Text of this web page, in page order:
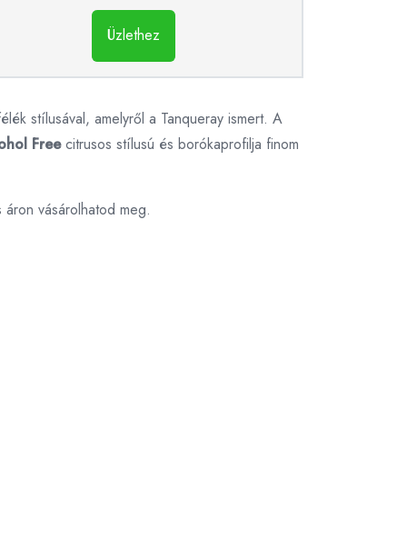
Üzlethez
stílusával, amelyről a Tanqueray ismert. A
Freecitrusos stílusú és borókaprofilja finom
vásárolhatod meg.